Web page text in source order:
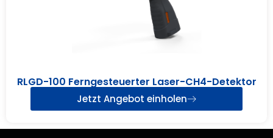
RLGD-100 Ferngesteuerter Laser-CH4-Detektor
Jetzt Angebot einholen